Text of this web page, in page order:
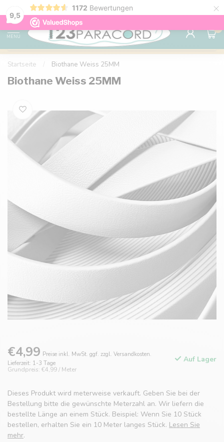
9,5
1172 Bewertungen ×
Kostenlose Lieferung nach Hause ab 150 €
MENU
0
Startseite Biothane Weiss 25MM
Biothane Weiss 25MM
€4,99 Preise inkl. MwSt. ggf. zzgl. Versandkosten.
Lieferzeit: 1-3 Tage
Grundpreis: €4,99 / Meter
Auf Lager
Dieses Produkt wird meterweise verkauft. Geben Sie bei der
Bestellung bitte die gewünschte Meterzahl an. Wir liefern die
bestellte Länge an einem Stück. Beispiel: Wenn Sie 10 Stück
bestellen, erhalten Sie ein 10 Meter langes Stück. Lesen Sie
mehr.